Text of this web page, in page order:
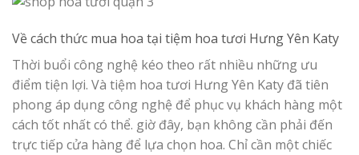
Về cách thức mua hoa tại tiệm hoa tươi Hưng Yên Katy
Thời buổi công nghệ kéo theo rất nhiều những ưu
điểm tiện lợi. Và tiệm hoa tươi Hưng Yên Katy đã tiên
phong áp dụng công nghệ để phục vụ khách hàng một
cách tốt nhất có thể. giờ đây, bạn không cần phải đến
trực tiếp cửa hàng để lựa chọn hoa. Chỉ cần một chiếc